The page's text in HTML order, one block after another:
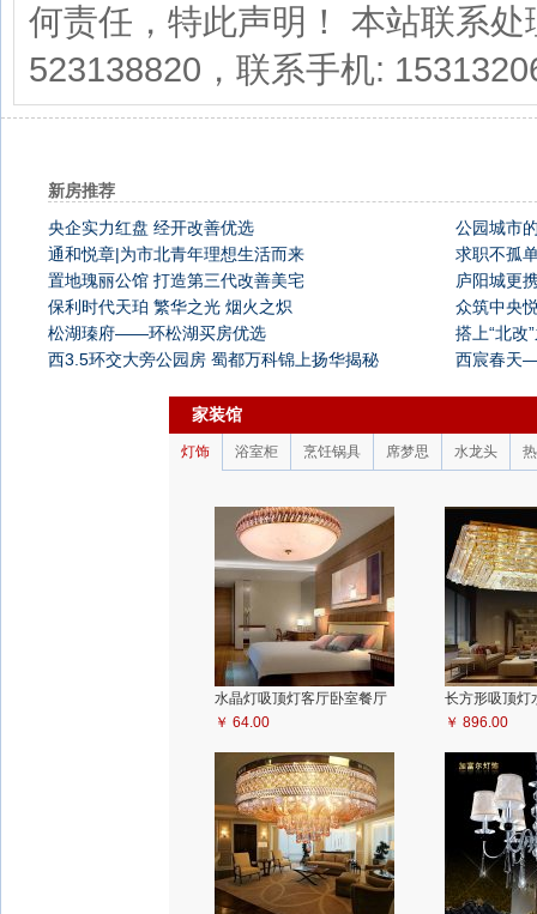
何责任，特此声明！ 本站联系
523138820，联系手机:
新房推荐
央企实力红盘 经开改善优选
公园城市
通和悦章|为市北青年理想生活而来
求职不孤
置地瑰丽公馆 打造第三代改善美宅
庐阳城更
保利时代天珀 繁华之光 烟火之炽
众筑中央
松湖瑧府——环松湖买房优选
搭上“北改
西3.5环交大旁公园房 蜀都万科锦上扬华揭秘
西宸春天
家装馆
灯饰 浴室柜 烹饪锅具 席梦思 水龙头
水晶灯吸顶灯客厅卧室餐厅
书房简约宜家欧式 灯饰灯具
￥ 64.00
长方形吸顶灯
明灯具古镇灯
￥ 896.00